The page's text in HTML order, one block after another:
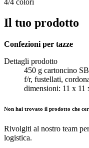
Il tuo prodotto
Confezioni per tazze
Dettagli prodotto
450 g cartoncino
f/r, fustellati,
dimensioni: 11 x 11
Non hai trovato il prodotto che
Rivolgiti al nostro team
logistica.